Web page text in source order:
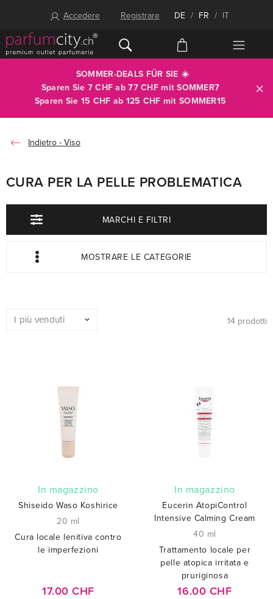
Accedere Registrare DE / FR / IT
SOMMER-DEALS FÜR SIE ☀️
Sparen Sie 7 CHF ab 77 CHF mitSOMMER7
Sparen Sie 15 CHF ab 125 CHF mit SOMMER15
Viso
CURA PER LA PELLE PROBLEMATICA
MARCHI E FILTRI
MOSTRARE LE CATEGORIE
14 prodotti
In magazzino
Shiseido Waso Koshirice
20 ml
Cura locale lenitiva contro
le imperfezioni
17.00 CHF
In magazzino
Eucerin AtopiControl
Intensive Calming Cream
40 ml
Trattamento locale per
pelle atopica irritata e
pruriginosa
16.00 CHF